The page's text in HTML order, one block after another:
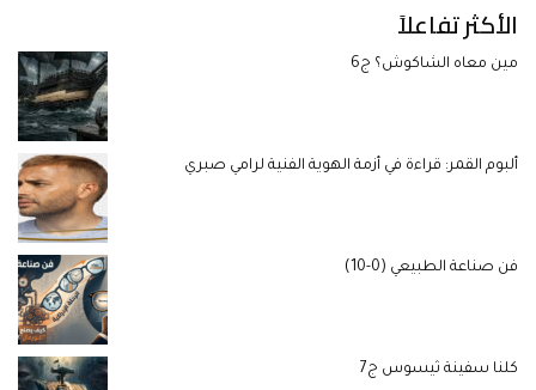
الأكثر تفاعلاً
مين معاه الشاكوش؟ ج6
ألبوم القمر: قراءة في أزمة الهوية الفنية لرامي صبري
فن صناعة الطبيعي (0-10)
كلنا سفينة ثيسوس ج7